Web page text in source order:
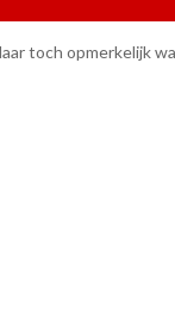
toch opmerkelijk